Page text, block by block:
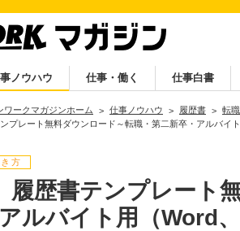
ノウハウ 仕事・働く 仕事白書
ワークマガジンホーム 仕事ノウハウ 履歴書
転
ンプレート無料ダウンロード～転職・第二新卒・アルバイ
方
履歴書テンプレート
ルバイト用（Word